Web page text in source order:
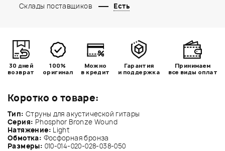
Коротко о товаре:
Тип: Струны для акустической гитары
Серия: Phosphor Bronze Wound
Натяжение: Light
Обмотка: Фосфорная бронза
Размеры: 010-014-020-028-038-050
Склады поставщиков
Есть
30 дней
возврат
100%
оригинал
Можно
в кредит
Гарантия
и поддержка
Принимаем
все виды оплат